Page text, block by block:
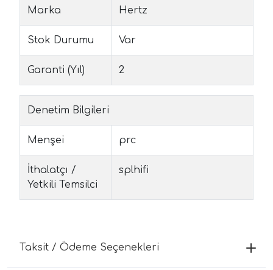
Marka Hertz
Stok Durumu Var
Garanti (Yıl) 2
Denetim Bilgileri
Menşei prc
İthalatçı /
Yetkili Temsilci
splhifi
Taksit / Ödeme Seçenekleri